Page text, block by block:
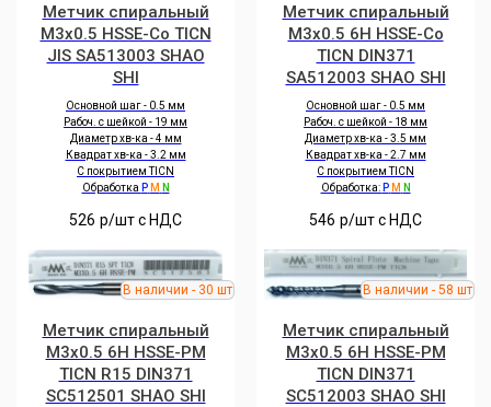
Метчик спиральный
M3x0.5 HSSE-Co TICN
JIS SA513003 SHAO
SHI
Основной шаг - 0.5 мм
Рабоч. с шейкой - 19 мм
Диаметр хв-ка - 4 мм
Квадрат хв-ка - 3.2 мм
С покрытием TICN
Обработка P M N
526 р/шт c НДС
Метчик спиральный
M3x0.5 6H HSSE-Co
TICN DIN371
SA512003 SHAO SHI
Основной шаг - 0.5 мм
Рабоч. с шейкой - 18 мм
Диаметр хв-ка - 3.5 мм
Квадрат хв-ка - 2.7 мм
С покрытием TICN
Обработка: P M N
546 р/шт c НДС
Метчик спиральный
M3x0.5 6H HSSE-PM
TICN R15 DIN371
SC512501 SHAO SHI
Метчик спиральный
M3x0.5 6H HSSE-PM
TICN DIN371
SC512003 SHAO SHI